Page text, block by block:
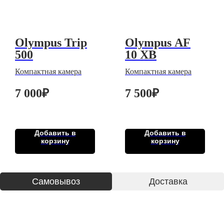
Olympus Trip
500
Компактная камера
7 000₽
Добавить в
корзину
Olympus AF
10 XB
Компактная камера
7 500₽
Добавить в
корзину
Cамовывоз Доставка